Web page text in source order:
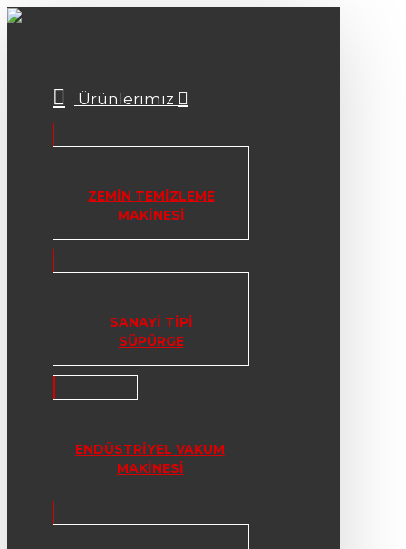
Ürünlerimiz
ZEMIN TEMIZLEME
MAKINESI
SANAYI TIPI
SÜPÜRGE
ENDÜSTRIYEL VAKUM
MAKINESI